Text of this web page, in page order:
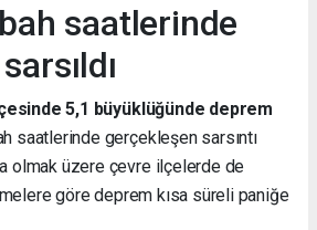
saatlerinde
5,1 büyüklüğünde deprem
saatlerinde gerçekleşen sarsıntı
olmak üzere çevre ilçelerde de
göre deprem kısa süreli paniğe